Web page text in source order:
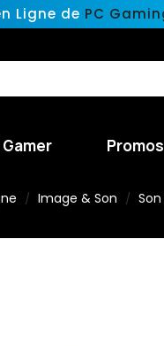
Ligne de PC
Gamer Promos
Image & Son